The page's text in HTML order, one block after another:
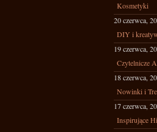
Kosmetyki
20 czerwca,
DIY i
19 czerwca,
Czytelnicze
18 czerwca,
Nowinki i
17 czerwca,
Inspirujące